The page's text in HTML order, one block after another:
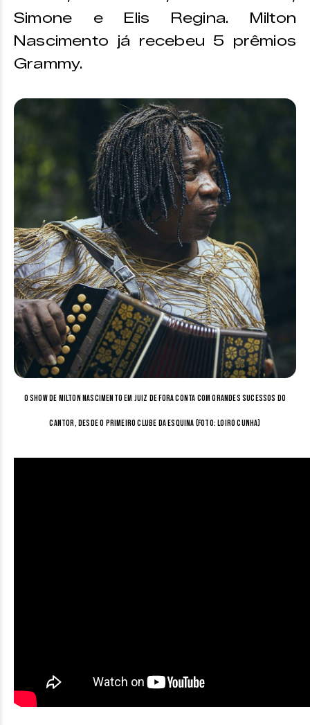
Simone e Elis Regina. Milton
Nascimento já recebeu 5 prêmios
Grammy.
O show de Milton Nascimento em Juiz de Fora conta com grandes sucessos do
cantor, desde o primeiro Clube da Esquina (Foto: Loiro Cunha)